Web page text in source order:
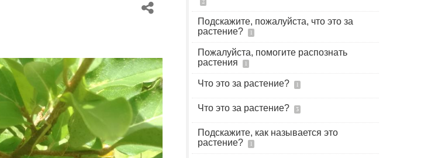
Подскажите, пожалуйста, что это за
растение?
1
Пожалуйста, помогите распознать
растения
1
Что это за растение? 1
Что это за растение? 3
Подскажите, как называется это
растение?
1